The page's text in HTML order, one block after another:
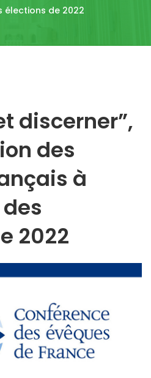
élections de 2022
discerner”,
des
à
2022